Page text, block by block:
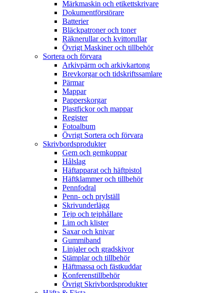
Märkmaskin och etikettskrivare
Dokumentförstörare
Batterier
Bläckpatroner och toner
Räknerullar och kvittorullar
Övrigt Maskiner och tillbehör
Sortera och förvara
Arkivpärm och arkivkartong
Brevkorgar och tidskriftssamlare
Pärmar
Mappar
Papperskorgar
Plastfickor och mappar
Register
Fotoalbum
Övrigt Sortera och förvara
Skrivbordsprodukter
Gem och gemkoppar
Hålslag
Häftapparat och häftpistol
Häftklammer och tillbehör
Pennfodral
Penn- och prylställ
Skrivunderlägg
Tejp och tejphållare
Lim och klister
Saxar och knivar
Gummiband
Linjaler och gradskivor
Stämplar och tillbehör
Häftmassa och fästkuddar
Konferenstillbehör
Övrigt Skrivbordsprodukter